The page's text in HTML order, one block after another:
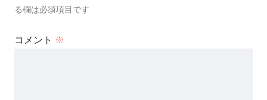
る欄は必須項目です
コメント ※